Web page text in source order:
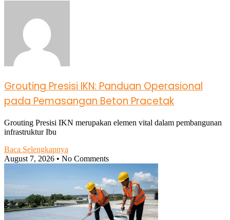
Grouting Presisi IKN: Panduan Operasional
pada Pemasangan Beton Pracetak
Grouting Presisi IKN merupakan elemen vital dalam pembangunan
infrastruktur Ibu
Baca Selengkapnya
August 7, 2026
No Comments